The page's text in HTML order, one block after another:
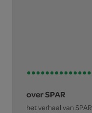
over SPAR
het verhaal van SPAR